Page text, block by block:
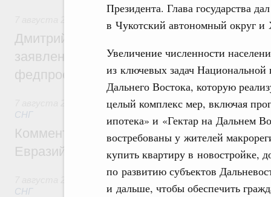
Президента. Глава государства
в Чукотский автономный округ и
Увеличение численности
из ключевых задач Национальной
Дальнего Востока, которую
целый комплекс мер, включая
ипотека» и «Гектар на Дальнем
востребованы у жителей
купить квартиру в новостройке,
по развитию субъектов
и дальше, чтобы обеспечить
Среднее профессиональное образование
Дмитрий Чернышенко: Установлен
заявлений от абитуриентов колледжей и
федпроекта «Профессионалитет»
Евразийский экономический союз.
СНГ
Комментарий Алексея Оверчука по
Евразийского межправительственного
Евразийский экономический союз.
СНГ